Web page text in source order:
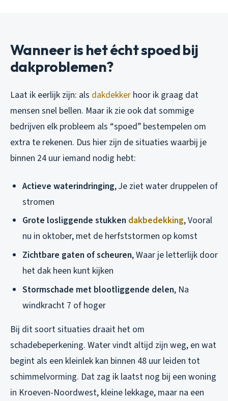
Wanneer is het écht spoed bij
dakproblemen?
Laat ik eerlijk zijn: als dakdekker hoor ik graag dat
mensen snel bellen. Maar ik zie ook dat sommige
bedrijven elk probleem als “spoed” bestempelen om
extra te rekenen. Dus hier zijn de situaties waarbij je
binnen 24 uur iemand nodig hebt:
Actieve waterindringing, Je ziet water druppelen of
stromen
Grote losliggende stukken dakbedekking, Vooral
nu in oktober, met de herfststormen op komst
Zichtbare gaten of scheuren, Waar je letterlijk door
het dak heen kunt kijken
Stormschade met blootliggende delen, Na
windkracht 7 of hoger
Bij dit soort situaties draait het om
schadebeperkening. Water vindt altijd zijn weg, en wat
begint als een kleinlek kan binnen 48 uur leiden tot
schimmelvorming. Dat zag ik laatst nog bij een woning
in Kroeven-Noordwest, kleine lekkage, maar na een